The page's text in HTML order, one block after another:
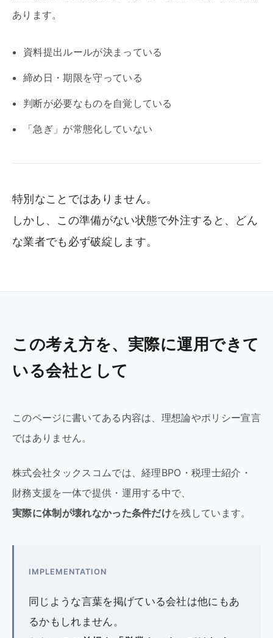
あります。
資料提出ルールが決まっている
締め日・期限を守っている
判断が必要なものを自覚している
「急ぎ」が常態化していない
特別なことではありません。
しかし、この準備がない状態で外注すると、どん
な業者でも必ず破綻します。
この考え方を、実際に運用できて
いる会社として
このページに書いてある内容は、理想論やポリシー宣言
ではありません。
株式会社タックスコムでは、経理BPO・税理士紹介・
財務支援を一体で提供・運用する中で、
実際に体制が壊れなかった条件だけを残しています。
IMPLEMENTATION
同じような言葉を掲げている会社は他にもあ
るかもしれません。